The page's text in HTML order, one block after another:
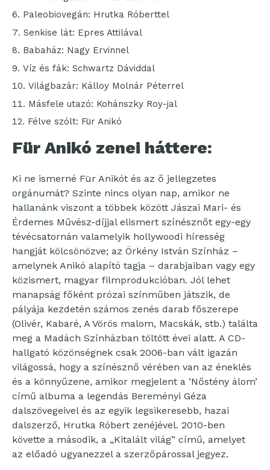
Paleobiovegán: Hrutka Róberttel
Senkise lát: Epres Attilával
Babaház: Nagy Ervinnel
Víz és fák: Schwartz Dáviddal
Világbazár: Kálloy Molnár Péterrel
Másfele utazó: Kohánszky Roy-jal
Félve szólt: Für Anikó
Für Anikó zenei háttere:
Ki ne ismerné Für Anikót és az ő jellegzetes
orgánumát? Szinte nincs olyan nap, amikor ne
hallanánk viszont a többek között Jászai Mari- és
Érdemes Művész-díjjal elismert színésznőt egy-egy
tévécsatornán valamelyik hollywoodi híresség
hangját kölcsönözve; az Örkény István Színház –
amelynek Anikó alapító tagja – darabjaiban vagy egy
közismert, magyar filmprodukcióban. Jól lehet
manapság főként prózai színműben játszik, de
pályája kezdetén számos zenés darab főszerepe
(Olivér, Kabaré, A Vörös malom, Macskák, stb.) találta
meg a Madách Színházban töltött évei alatt. A CD-
hallgató közönségnek csak 2006-ban vált igazán
világossá, hogy a színésznő vérében van az éneklés
és a könnyűzene, amikor megjelent a ’Nőstény álom’
című albuma a legendás Bereményi Géza
dalszövegeivel és az egyik legsikeresebb, hazai
dalszerző, Hrutka Róbert zenéjével. 2010-ben
követte a második, a „Kitalált világ” című, amelyet
az előadó ugyanezzel a szerzőpárossal jegyez.